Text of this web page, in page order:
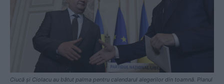
Ciucă și Ciolacu au bătut palma pentru calendarul alegerilor din toamnă. Planul